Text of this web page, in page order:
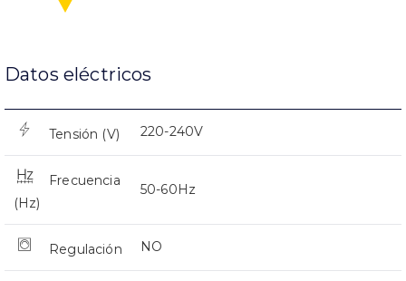
Datos eléctricos
Tensión (V) 220-240V
Frecuencia
(Hz)
50-60Hz
Regulación NO